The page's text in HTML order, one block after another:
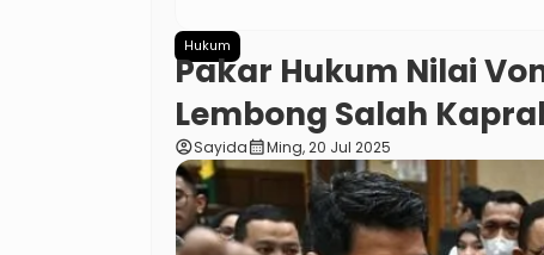
Hukum
Pakar Hukum Nilai
Lembong Salah
account_circleSayidacalendar_monthMing, 20 Jul 2025